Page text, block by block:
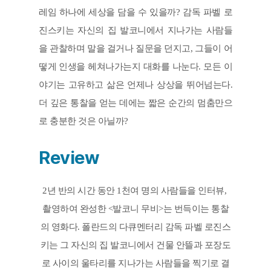
레임 하나에 세상을 담을 수 있을까? 감독 파벨 로
진스키는 자신의 집 발코니에서 지나가는 사람들
을 관찰하며 말을 걸거나 질문을 던지고, 그들이 어
떻게 인생을 헤쳐나가는지 대화를 나눈다. 모든 이
야기는 고유하고 삶은 언제나 상상을 뛰어넘는다.
더 깊은 통찰을 얻는 데에는 짧은 순간의 멈춤만으
로 충분한 것은 아닐까?
Review
2년 반의 시간 동안 1천여 명의 사람들을 인터뷰,
촬영하여 완성한 <발코니 무비>는 번득이는 통찰
의 영화다. 폴란드의 다큐멘터리 감독 파벨 로진스
키는 그 자신의 집 발코니에서 건물 안뜰과 포장도
로 사이의 울타리를 지나가는 사람들을 찍기로 결